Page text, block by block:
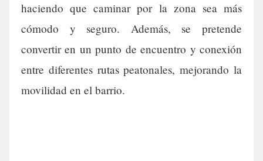
haciendo que caminar por la zona sea más
cómodo y seguro. Además, se pretende
convertir en un punto de encuentro y conexión
entre diferentes rutas peatonales, mejorando la
movilidad en el barrio.